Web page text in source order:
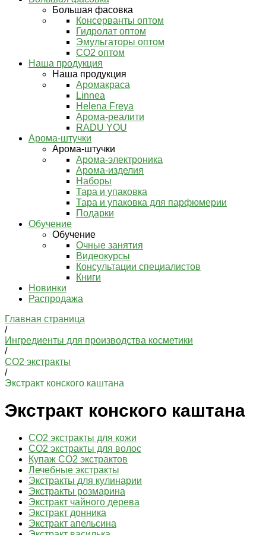
Большая фасовка
Консерванты оптом
Гидролат оптом
Эмульгаторы оптом
СО2 оптом
Наша продукция
Наша продукция
Аромакраса
Linnea
Helena Freya
Арома-реалити
RADU YOU
Арома-штучки
Арома-штучки
Арома-электроника
Арома-изделия
Наборы
Тара и упаковка
Тара и упаковка для парфюмерии
Подарки
Обучение
Обучение
Очные занятия
Видеокурсы
Консультации специалистов
Книги
Новинки
Распродажа
Главная страница
/
Ингредиенты для производства косметики
/
СО2 экстракты
/
Экстракт конского каштана
Экстракт конского каштана
CO2 экстракты для кожи
CO2 экстракты для волос
Купаж CO2 экстрактов
Лечебные экстракты
Экстракты для кулинарии
Экстракты розмарина
Экстракт чайного дерева
Экстракт донника
Экстракт апельсина